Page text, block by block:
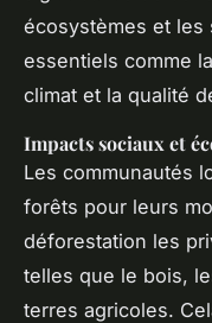
écosystèmes et les
essentiels comme
climat et la qualité
Impacts sociaux et
Les communautés
forêts pour leurs
déforestation les
telles que le bois,
terres agricoles.